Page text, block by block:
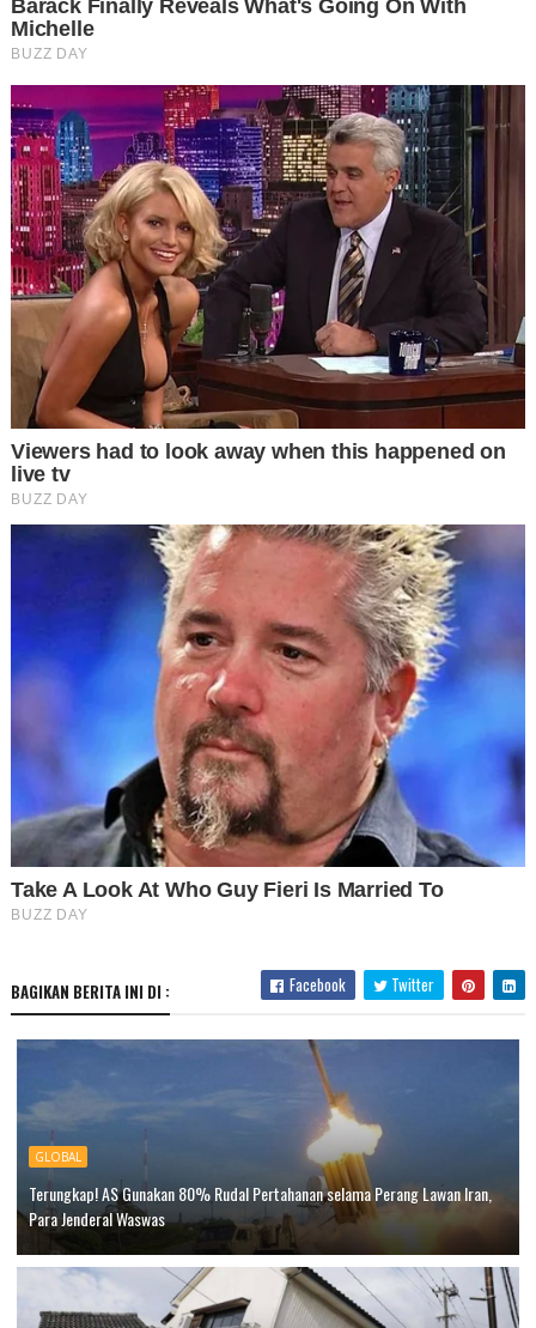
BAGIKAN BERITA INI DI : Facebook Twitter
GLOBAL
Terungkap! AS Gunakan 80% Rudal Pertahanan selama Perang Lawan Iran,
Para Jenderal Waswas